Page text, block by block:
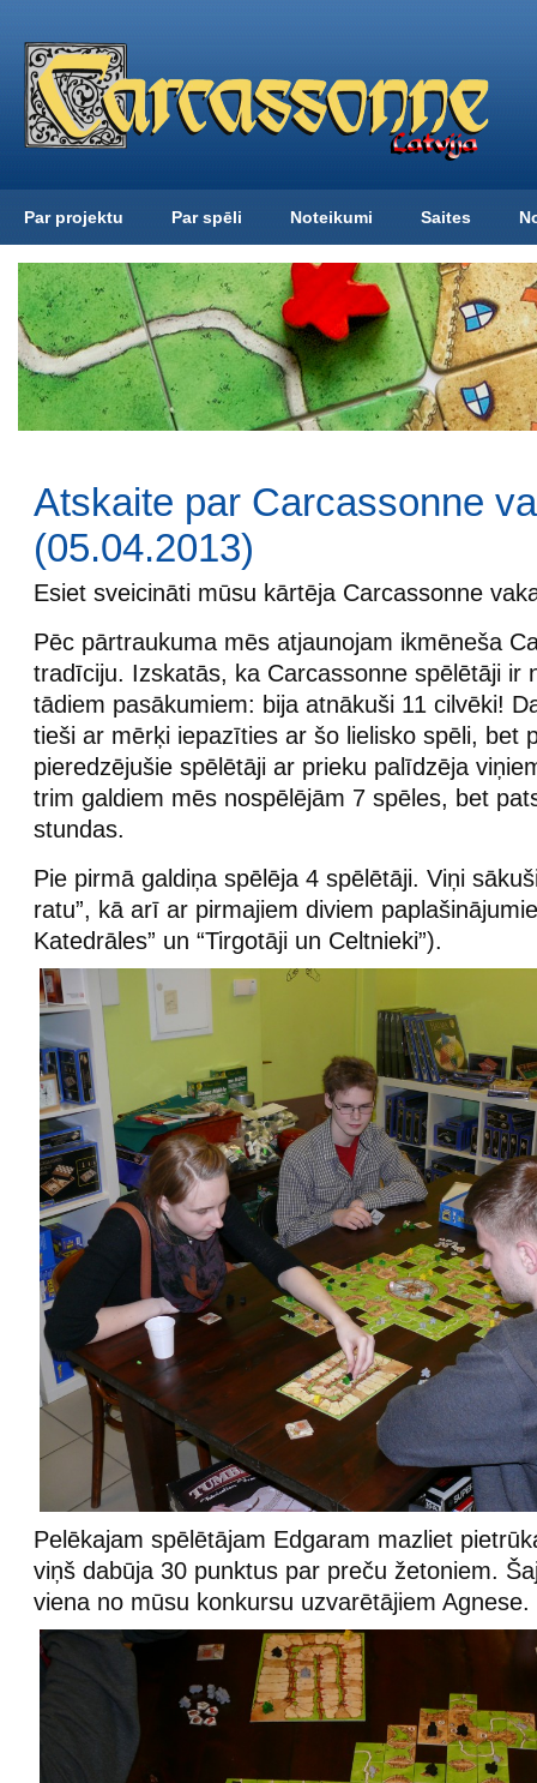
Par projektu Par spēli Noteikumi Saites
Atskaite par Carcassonne
(05.04.2013)
Esiet sveicināti mūsu kārtēja Carcassonne
Pēc pārtraukuma mēs atjaunojam ikmēneša
tradīciju. Izskatās, ka Carcassonne spēlētāji ir
tādiem pasākumiem: bija atnākuši 11 cilvēki!
tieši ar mērķi iepazīties ar šo lielisko spēli, bet
pieredzējušie spēlētāji ar prieku palīdzēja
trim galdiem mēs nospēlējām 7 spēles, bet
stundas.
Pie pirmā galdiņa spēlēja 4 spēlētāji. Viņi
ratu”, kā arī ar pirmajiem diviem
Katedrāles” un “Tirgotāji un Celtnieki”).
Pelēkajam spēlētājam Edgaram mazliet
viņš dabūja 30 punktus par preču žetoniem.
viena no mūsu konkursu uzvarētājiem Agnese.